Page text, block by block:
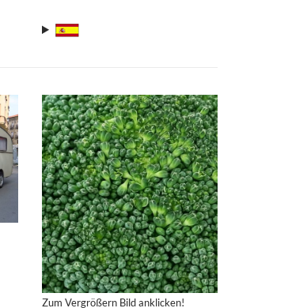
Zum Vergrößern Bild anklicken!